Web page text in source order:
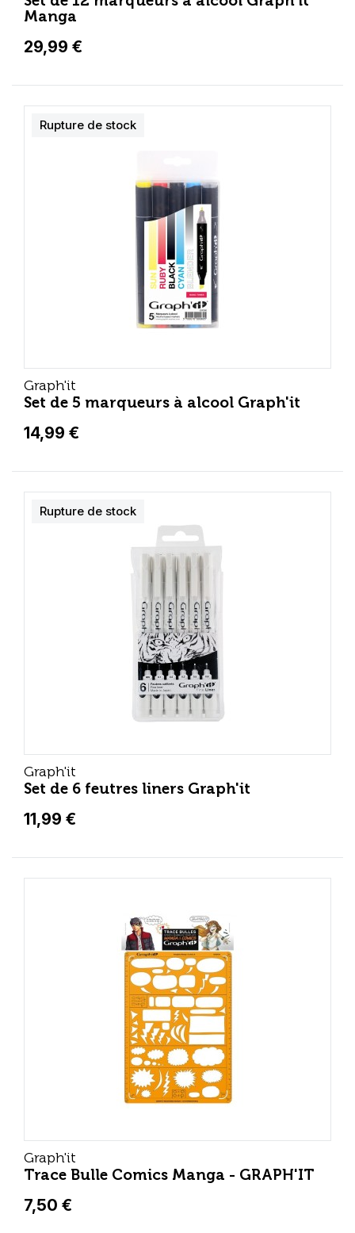
Manga
29,99 €
Graph'it
Set de 5 marqueurs à alcool Graph'it
14,99 €
Rupture de stock
Graph'it
Set de 6 feutres liners Graph'it
11,99 €
Rupture de stock
Graph'it
Trace Bulle Comics Manga - GRAPH'IT
7,50 €